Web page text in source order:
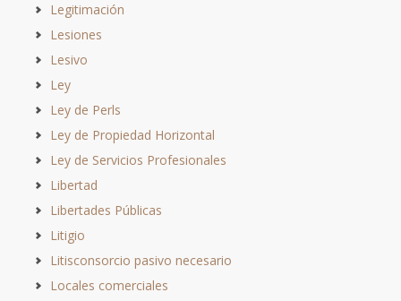
Legitimación
Lesiones
Lesivo
Ley
Ley de Perls
Ley de Propiedad Horizontal
Ley de Servicios Profesionales
Libertad
Libertades Públicas
Litigio
Litisconsorcio pasivo necesario
Locales comerciales